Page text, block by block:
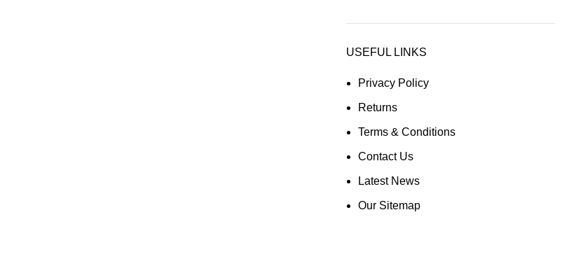
USEFUL LINKS
Privacy Policy
Returns
Terms & Conditions
Contact Us
Latest News
Our Sitemap